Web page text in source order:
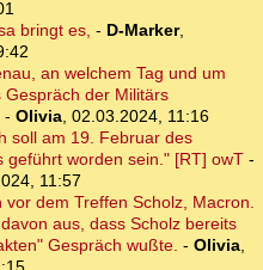
bringt es, - D-Marker,
an welchem Tag und um
Gespräch der Militärs
- Olivia, 02.03.2024, 11:16
soll am 19. Februar des
geführt worden sein." [RT] owT -
11:57
vor dem Treffen Scholz, Macron.
aus, dass Scholz bereits
Gespräch wußte. - Olivia,